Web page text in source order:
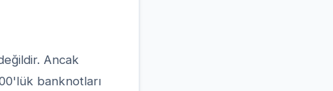
Ancak
banknotları